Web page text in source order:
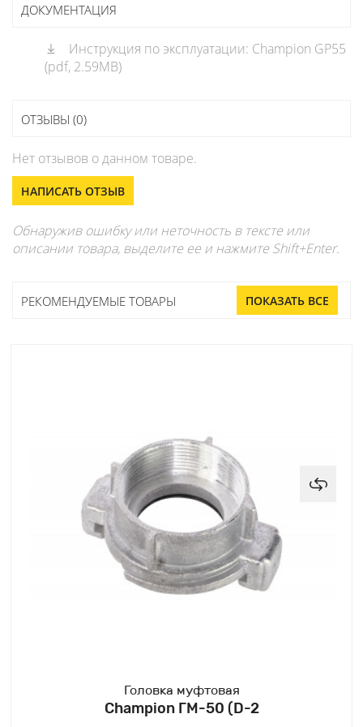
ДОКУМЕНТАЦИЯ
Инструкция по эксплуатации: Champion GP55
(pdf, 2.59MB)
ОТЗЫВЫ (0)
Нет отзывов о данном товаре.
НАПИСАТЬ ОТЗЫВ
Обнаружив ошибку или неточность в тексте или
описании товара, выделите ее и нажмите Shift+Enter.
РЕКОМЕНДУЕМЫЕ ТОВАРЫ ПОКАЗАТЬ ВСЕ
Головка муфтовая
Champion ГМ-50 (D-2